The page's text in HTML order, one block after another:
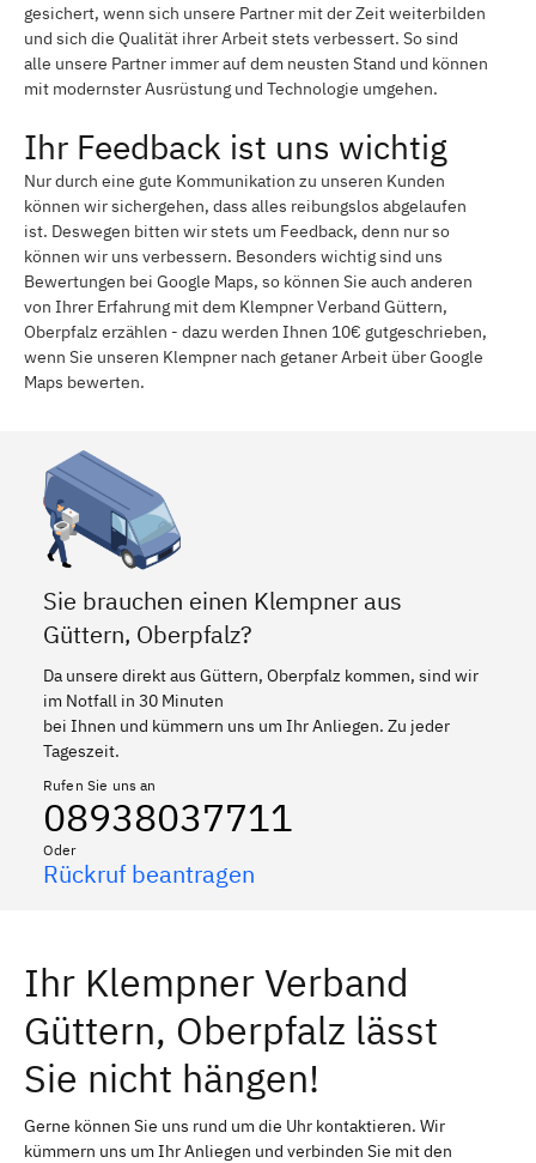
gesichert, wenn sich unsere Partner mit der Zeit weiterbilden
und sich die Qualität ihrer Arbeit stets verbessert. So sind
alle unsere Partner immer auf dem neusten Stand und können
mit modernster Ausrüstung und Technologie umgehen.
Ihr Feedback ist uns wichtig
Nur durch eine gute Kommunikation zu unseren Kunden
können wir sichergehen, dass alles reibungslos abgelaufen
ist. Deswegen bitten wir stets um Feedback, denn nur so
können wir uns verbessern. Besonders wichtig sind uns
Bewertungen bei Google Maps, so können Sie auch anderen
von Ihrer Erfahrung mit dem Klempner Verband Güttern,
Oberpfalz erzählen - dazu werden Ihnen 10€ gutgeschrieben,
wenn Sie unseren Klempner nach getaner Arbeit über Google
Maps bewerten.
Sie brauchen einen Klempner aus
Güttern, Oberpfalz?
Da unsere direkt aus Güttern, Oberpfalz kommen, sind wir
im Notfall in 30 Minuten
bei Ihnen und kümmern uns um Ihr Anliegen. Zu jeder
Tageszeit.
Rufen Sie uns an
08938037711
Oder
Rückruf beantragen
Ihr Klempner Verband
Güttern, Oberpfalz lässt
Sie nicht hängen!
Gerne können Sie uns rund um die Uhr kontaktieren. Wir
kümmern uns um Ihr Anliegen und verbinden Sie mit den